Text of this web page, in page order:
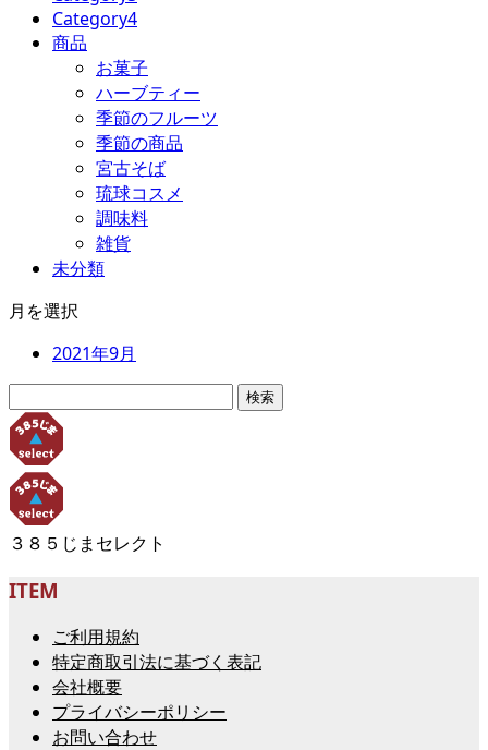
Category4
商品
お菓子
ハーブティー
季節のフルーツ
季節の商品
宮古そば
琉球コスメ
調味料
雑貨
未分類
月を選択
2021年9月
索:
３８５じまセレクト
ITEM
ご利用規約
特定商取引法に基づく表記
会社概要
プライバシーポリシー
お問い合わせ